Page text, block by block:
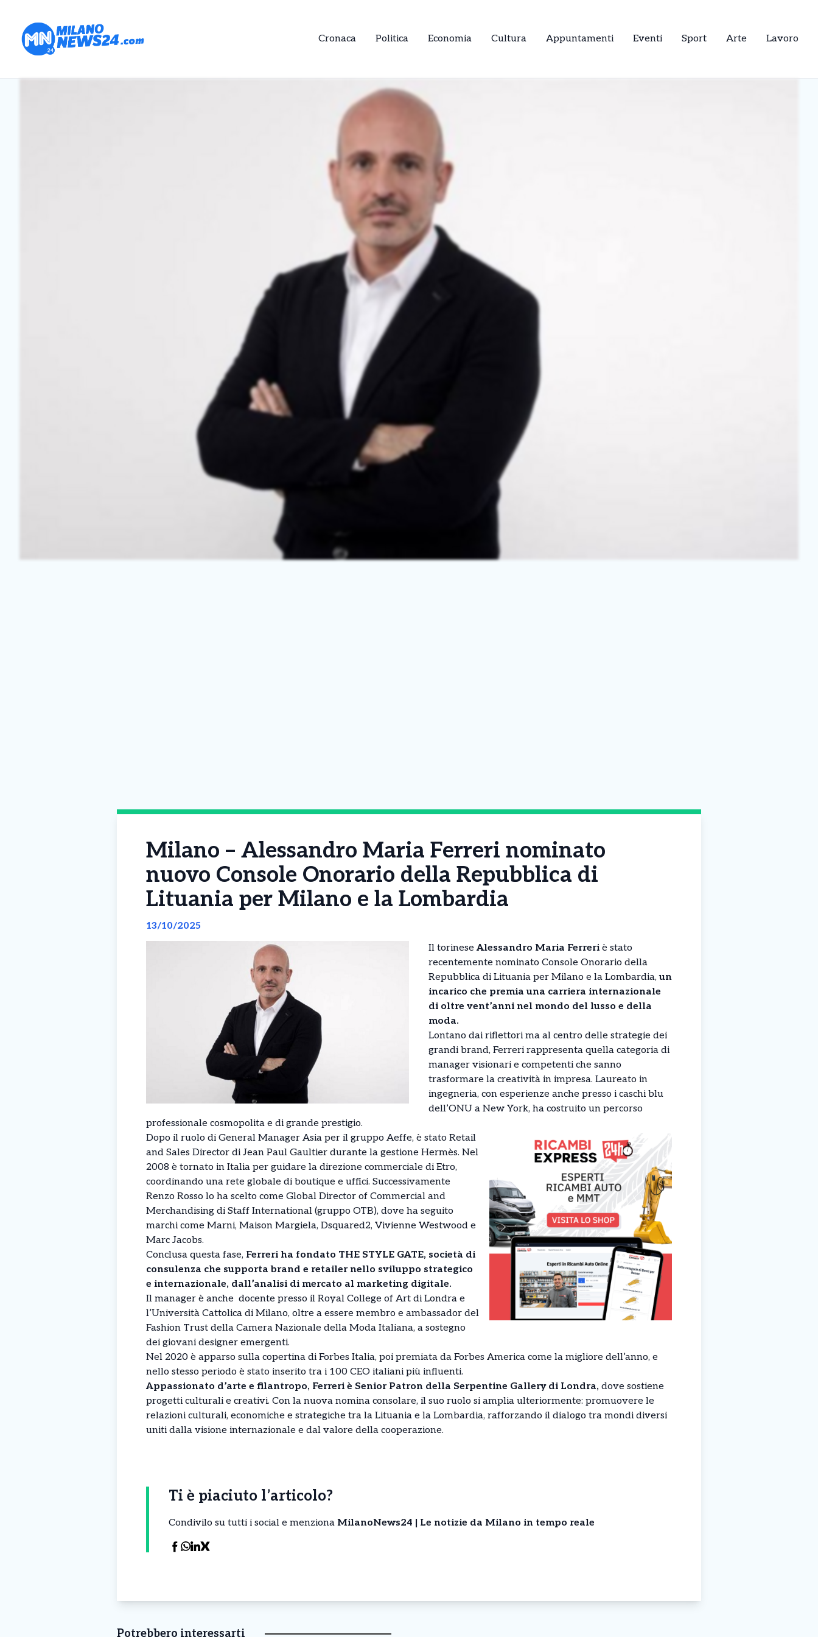
Cronaca Politica Economia Cultura Appuntamenti Eventi Sport Arte Lavoro
Milano – Alessandro Maria Ferreri nominato
nuovo Console Onorario della Repubblica di
Lituania per Milano e la Lombardia
13/10/2025
Il torinese Alessandro Maria Ferreri è stato
recentemente nominato Console Onorario della
Repubblica di Lituania per Milano e la Lombardia,un
incarico che premia una carriera internazionale
di oltre vent’anni nel mondo del lusso e della
moda.
Lontano dai riflettori ma al centro delle strategie dei
grandi brand, Ferreri rappresenta quella categoria di
manager visionari e competenti che sanno
trasformare la creatività in impresa. Laureato in
ingegneria, con esperienze anche presso i caschi blu
dell’ONU a New York, ha costruito un percorso
professionale cosmopolita e di grande prestigio.
Dopo il ruolo di General Manager Asia per il gruppo Aeffe, è stato Retail
and Sales Director di Jean Paul Gaultier durante la gestione Hermès. Nel
2008 è tornato in Italia per guidare la direzione commerciale di Etro,
coordinando una rete globale di boutique e uffici. Successivamente
Renzo Rosso lo ha scelto come Global Director of Commercial and
Merchandising di Staff International (gruppo OTB), dove ha seguito
marchi come Marni, Maison Margiela, Dsquared2, Vivienne Westwood e
Marc Jacobs.
Conclusa questa fase, Ferreri ha fondato THE STYLE GATE, società di
consulenza che supporta brand e retailer nello sviluppo strategico
e internazionale, dall’analisi di mercato al marketing digitale.
Il manager è anche docente presso il Royal College of Art di Londra e
l’Università Cattolica di Milano, oltre a essere membro e ambassador del
Fashion Trust della Camera Nazionale della Moda Italiana, a sostegno
dei giovani designer emergenti.
Nel 2020 è apparso sulla copertina di Forbes Italia, poi premiata da Forbes America come la migliore dell’anno, e
nello stesso periodo è stato inserito tra i 100 CEO italiani più influenti.
Appassionato d’arte e filantropo, Ferreri è Senior Patron della Serpentine Gallery di Londra, dove sostiene
progetti culturali e creativi. Con la nuova nomina consolare, il suo ruolo si amplia ulteriormente: promuovere le
relazioni culturali, economiche e strategiche tra la Lituania e la Lombardia, rafforzando il dialogo tra mondi diversi
uniti dalla visione internazionale e dal valore della cooperazione.
Ti è piaciuto l’articolo?
Condivilo su tutti i social e menziona MilanoNews24 | Le notizie da Milano in tempo reale
Potrebbero interessarti